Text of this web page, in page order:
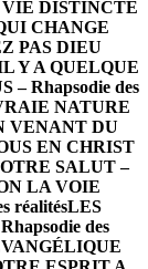
VIE DISTINCTE
CHANGE
PAS DIEU
Y A QUELQUE
– Rhapsodie des
NATURE
VENANT DU
EN CHRIST
SALUT –
LA VOIE
réalitésLES
des